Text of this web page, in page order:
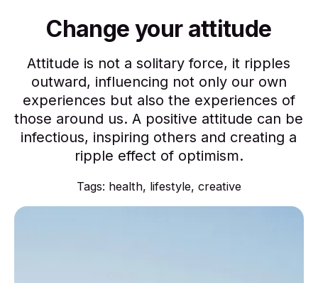
Change your attitude
Attitude is not a solitary force, it ripples
outward, influencing not only our own
experiences but also the experiences of
those around us. A positive attitude can be
infectious, inspiring others and creating a
ripple effect of optimism.
Tags: health, lifestyle, creative